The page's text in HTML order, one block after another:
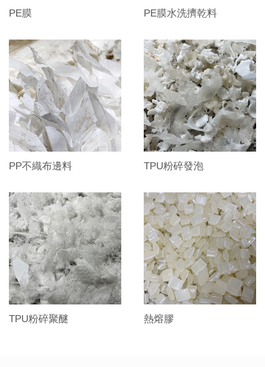
PE膜 PE膜水洗擠乾料
PP不織布邊料 TPU粉碎發泡
TPU粉碎聚醚 熱熔膠